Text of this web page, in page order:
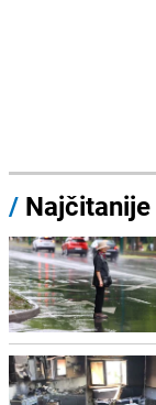
/ Najčitanije